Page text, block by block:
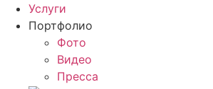
Услуги
Портфолио
Фото
Видео
Пресса